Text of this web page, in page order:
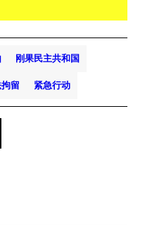
刚果民主共和国
留 紧急行动